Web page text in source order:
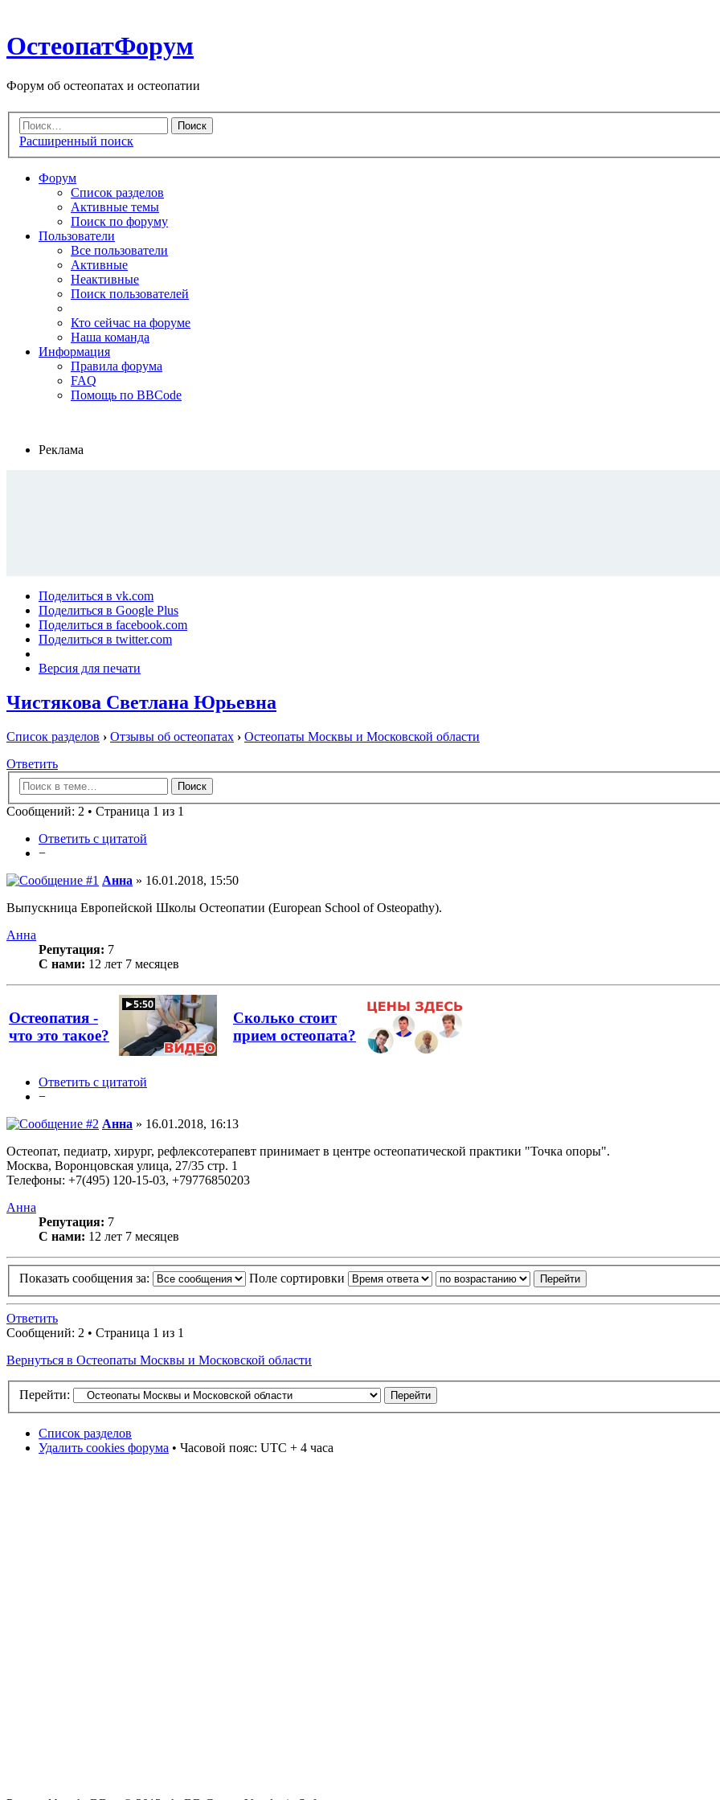
ОстеопатФорум
Форум об остеопатах и остеопатии
Расширенный поиск
Форум
Список разделов
Активные темы
Поиск по форуму
Пользователи
Все пользователи
Активные
Неактивные
Поиск пользователей
Кто сейчас на форуме
Наша команда
Информация
Правила форума
FAQ
Помощь по BBCode
Реклама
Поделиться в vk.com
Поделиться в Google Plus
Поделиться в facebook.com
Поделиться в twitter.com
Версия для печати
Чистякова Светлана Юрьевна
Список разделов › Отзывы об остеопатах › Остеопаты Москвы и Московской области
Ответить
Сообщений: 2 • Страница 1 из 1
Ответить с цитатой
−
Анна » 16.01.2018, 15:50
Выпускница Европейской Школы Остеопатии (European School of Osteopathy).
Анна
Репутация: 7
С нами: 12 лет 7 месяцев
Остеопатия -
что это такое?
Сколько стоит
прием остеопата?
Ответить с цитатой
−
Анна » 16.01.2018, 16:13
Остеопат, педиатр, хирург, рефлексотерапевт принимает в центре остеопатической практики "Точка опоры".
Москва, Воронцовская улица, 27/35 стр. 1
Телефоны: +7(495) 120-15-03, +79776850203
Анна
Репутация: 7
С нами: 12 лет 7 месяцев
Показать сообщения за: Поле сортировки
Ответить
Сообщений: 2 • Страница 1 из 1
Вернуться в Остеопаты Москвы и Московской области
Перейти:
Список разделов
Удалить cookies форума • Часовой пояс: UTC + 4 часа